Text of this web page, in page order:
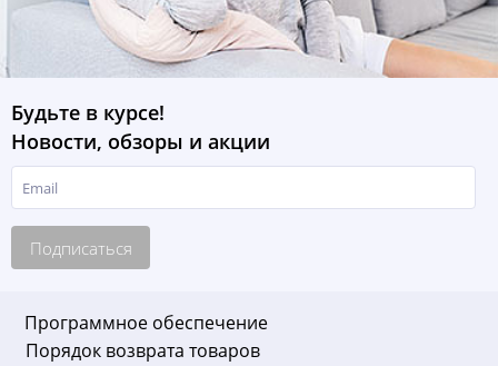
Будьте в курсе!
Новости, обзоры и акции
Подписаться
Программное обеспечение
Порядок возврата товаров